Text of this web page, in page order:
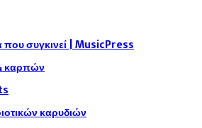
συγκινεί | MusicPress
καρπών
καρυδιών